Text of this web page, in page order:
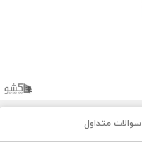
سوالات متداول